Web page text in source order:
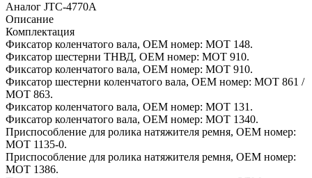
Аналог JTC-4770A
Описание
Комплектация
Фиксатор коленчатого вала, OEM номер: MOT 148.
Фиксатор шестерни ТНВД, OEM номер: MOT 910.
Фиксатор коленчатого вала, OEM номер: MOT 910.
Фиксатор шестерни коленчатого вала, OEM номер: MOT 861 /
MOT 863.
Фиксатор коленчатого вала, OEM номер: MOT 131.
Фиксатор коленчатого вала, OEM номер: MOT 1340.
Приспособление для ролика натяжителя ремня, OEM номер:
MOT 1135-0.
Приспособление для ролика натяжителя ремня, OEM номер:
MOT 1386.